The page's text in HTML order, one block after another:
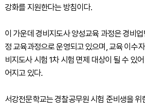
강화를 지원한다는 방침이다.
이 가운데 경비지도사 양성교육 과정은 경비
정 교육과정으로 운영되고 있으며, 교육 이수
비지도사 시험 1차 시험 면제 대상이 될 수 있
어지고 있다.
서강전문학교는 경찰공무원 시험 준비생을 위